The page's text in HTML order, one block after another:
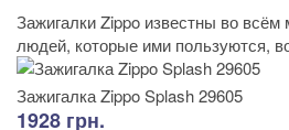
Зажигалки Zippo известны во всём
людей, которые ими пользуются,
Зажигалка Zippo Splash 29605
1928 грн.